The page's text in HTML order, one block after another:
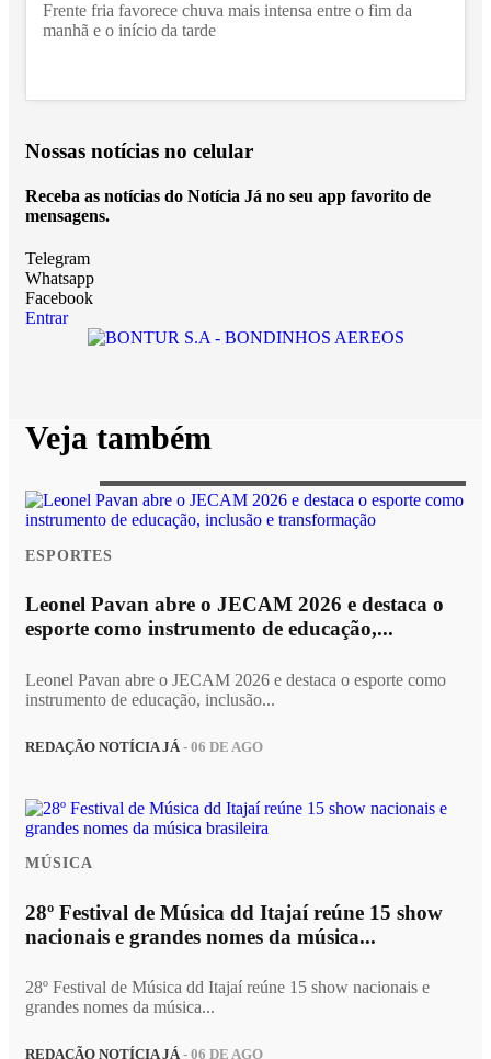
Frente fria favorece chuva mais intensa entre o fim da
manhã e o início da tarde
Nossas notícias no celular
Receba as notícias do Notícia Já no seu app favorito de
mensagens.
Telegram
Whatsapp
Facebook
Entrar
Veja também
ESPORTES
Leonel Pavan abre o JECAM 2026 e destaca o
esporte como instrumento de educação,...
Leonel Pavan abre o JECAM 2026 e destaca o esporte como
instrumento de educação, inclusão...
REDAÇÃO NOTÍCIA JÁ - 06 DE AGO
MÚSICA
28º Festival de Música dd Itajaí reúne 15 show
nacionais e grandes nomes da música...
28º Festival de Música dd Itajaí reúne 15 show nacionais e
grandes nomes da música...
REDAÇÃO NOTÍCIA JÁ- 06 DE AGO